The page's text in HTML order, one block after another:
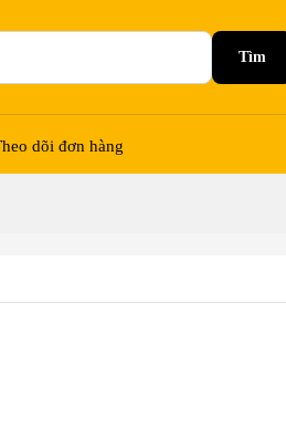
Tìm
dõi đơn hàng